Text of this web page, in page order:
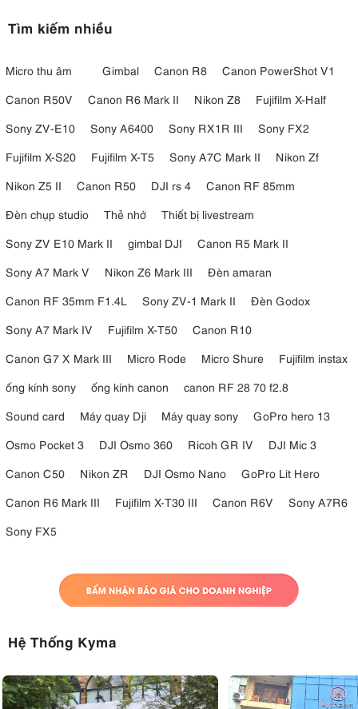
Tìm kiếm nhiều
Micro thu âm Gimbal Canon R8
Canon PowerShot V1
Canon R50V
Canon R6 Mark II Nikon Z8
Fujifilm X-Half
Sony ZV-E10
Sony A6400 Sony RX1R III
Sony FX2
Fujifilm X-S20
Fujifilm X-T5 Sony A7C Mark II
Nikon Zf
Nikon Z5 II
Canon R50 DJI rs 4
Canon RF 85mm
Đèn chụp studio
Thẻ nhớ
Thiết bị livestream
Sony ZV E10 Mark II
gimbal DJI
Canon R5 Mark II
Sony A7 Mark V
Nikon Z6 Mark III
Đèn amaran
Canon RF 35mm F1.4L
Sony ZV-1 Mark II
Đèn Godox
Sony A7 Mark IV
Fujifilm X-T50
Canon R10
Canon G7 X Mark III
Micro Rode Micro Shure
Fujifilm instax
ống kính sony
ống kính canon
canon RF 28 70 f2.8
Sound card
Máy quay Dji Máy quay sony
GoPro hero 13
Osmo Pocket 3
DJI Osmo 360 Ricoh GR IV
DJI Mic 3
Canon C50
Nikon ZR DJI Osmo Nano
GoPro Lit Hero
Canon R6 Mark III
Fujifilm X-T30 III Canon R6V
Sony A7R6
Sony FX5
Hệ Thống Kyma